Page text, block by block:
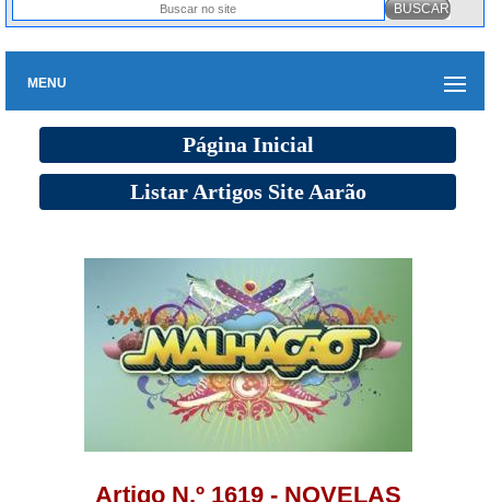
MENU
Página Inicial
Listar Artigos Site Aarão
Artigo N.º 1619 - NOVELAS